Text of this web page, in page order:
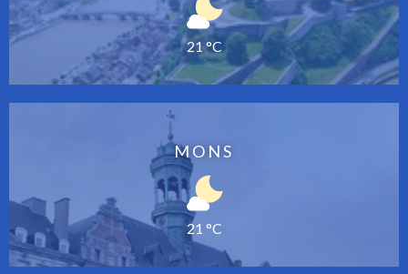
21 °C
MONS
21 °C